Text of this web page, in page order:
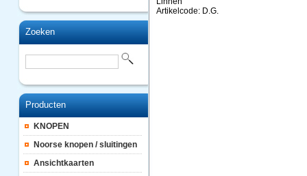
Zoeken
Producten
KNOPEN
Noorse knopen / sluitingen
Ansichtkaarten
Artikelcode: D.G.